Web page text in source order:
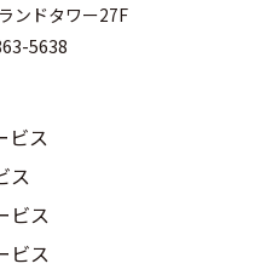
ンドタワー27F
5638
ビス
ス
ビス
ビス